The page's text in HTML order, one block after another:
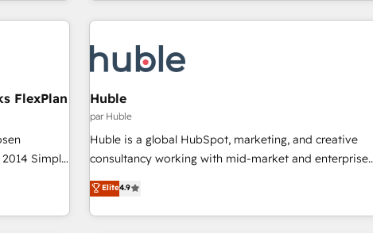
via
marketing automation, growth, revops, CRM and
FlexPlan
portals
24/7 ...
Huble
par Huble
Huble is a global HubSpot, marketing, and creative
consultancy working with mid-market and enterprise
businesses. We go beyond implementation, shaping the
strategy, processes, and teams that turn HubSpot into
genuine growth engine. Named HubSpot's Global Partner of
Elite4.9